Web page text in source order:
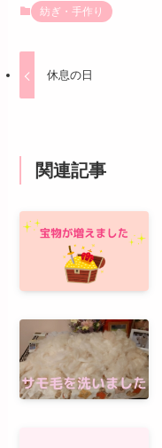
紡ぎ・手作り
休息の日
関連記事